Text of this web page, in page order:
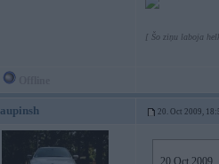
[ Šo ziņu laboja
aupinsh 20. Oct 2009,
20 Oct 2009,